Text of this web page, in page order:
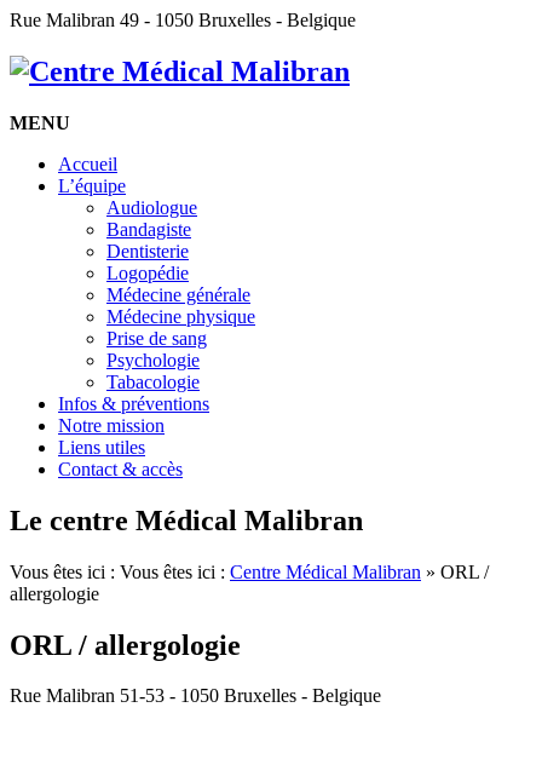
Rue Malibran 49 - 1050 Bruxelles - Belgique
MENU
Accueil
L’équipe
Audiologue
Bandagiste
Dentisterie
Logopédie
Médecine générale
Médecine physique
Prise de sang
Psychologie
Tabacologie
Infos & préventions
Notre mission
Liens utiles
Contact & accès
Le centre Médical Malibran
Vous êtes ici : Vous êtes ici : Centre Médical Malibran » ORL /
allergologie
ORL / allergologie
Rue Malibran 51-53 - 1050 Bruxelles - Belgique